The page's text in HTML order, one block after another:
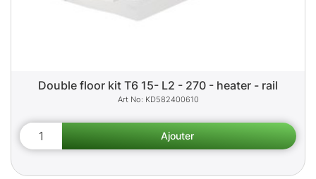
Double floor kit T6 15- L2 - 270 - heater - rail
KD582400610